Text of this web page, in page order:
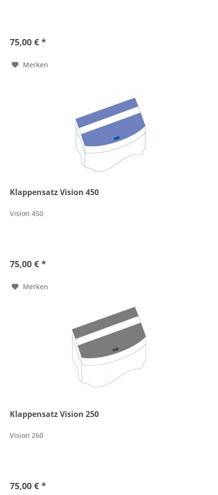
75,00 € *
Merken
Klappensatz Vision 450
Vision 450
75,00 € *
Merken
Klappensatz Vision 250
Vision 260
75,00 € *